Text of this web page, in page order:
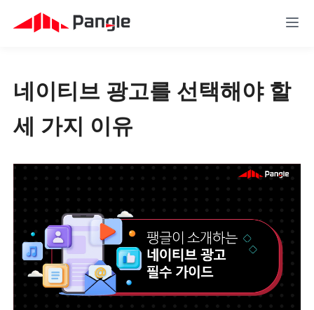
네이티브 광고를 선택해야 할
세 가지 이유